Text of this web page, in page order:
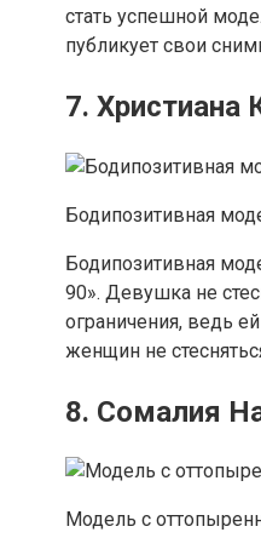
стать успешной
публикует свои
7. Христиана
Бодипозитивная
Бодипозитивная
90». Девушка не
ограничения, ведь
женщин не
8. Сомалия
Модель с